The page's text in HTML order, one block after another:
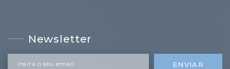
Newsletter
Insira o seu email ENVIAR